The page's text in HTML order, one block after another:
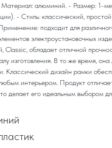
Материал: алюминий. - Размер: 1-
- Стиль: классический,
подходит для
электроустановочных
Classic, обладает отличной
изготовления. В то же время, она
Классический дизайн рамки
интерьером. Продукт
делает его идеальным выбором